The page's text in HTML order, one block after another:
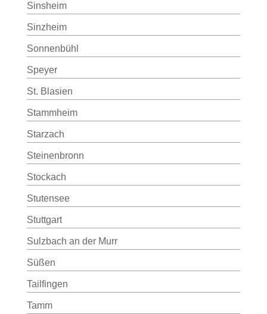
Sinsheim
Sinzheim
Sonnenbühl
Speyer
St. Blasien
Stammheim
Starzach
Steinenbronn
Stockach
Stutensee
Stuttgart
Sulzbach an der Murr
Süßen
Tailfingen
Tamm